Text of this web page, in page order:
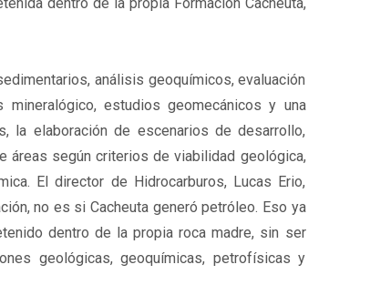
análisis geoquímicos, evaluación
mineralógico, estudios geomecánicos y una
la elaboración de escenarios de desarrollo,
áreas según criterios de viabilidad geológica,
El director de Hidrocarburos, Lucas Erio,
no es si Cacheuta generó petróleo. Eso ya
dentro de la propia roca madre, sin ser
geológicas, geoquímicas, petrofísicas y